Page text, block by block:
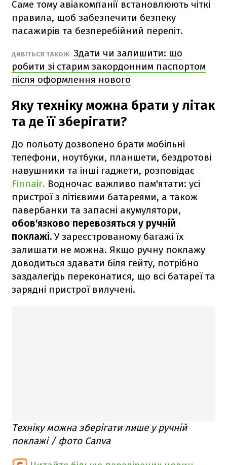
Саме тому авіакомпанії встановлюють чіткі
правила, щоб забезпечити безпеку
пасажирів та безперебійний переліт.
ДИВІТЬСЯ ТАКОЖ Здати чи залишити: що
робити зі старим закордонним паспортом
після оформлення нового
Яку техніку можна брати у літак
та де її зберігати?
До польоту дозволено брати мобільні
телефони, ноутбуки, планшети, бездротові
навушники та інші гаджети, розповідає
Finnair. Водночас важливо пам'ятати: усі
пристрої з літієвими батареями, а також
павербанки та запасні акумулятори,
обов'язково перевозяться у ручній
поклажі. У зареєстрованому багажі їх
залишати не можна. Якщо ручну поклажу
доводиться здавати біля гейту, потрібно
заздалегідь переконатися, що всі батареї та
зарядні пристрої вилучені.
Техніку можна зберігати лише у ручній
поклажі / фото Canva